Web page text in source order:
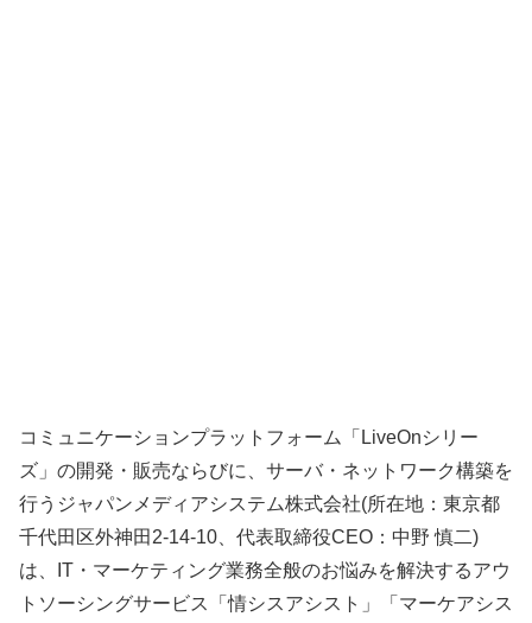
コミュニケーションプラットフォーム「LiveOnシリー
ズ」の開発・販売ならびに、サーバ・ネットワーク構築を
行うジャパンメディアシステム株式会社(所在地：東京都
千代田区外神田2-14-10、代表取締役CEO：中野 慎二)
は、IT・マーケティング業務全般のお悩みを解決するアウ
トソーシングサービス「情シスアシスト」「マーケアシス